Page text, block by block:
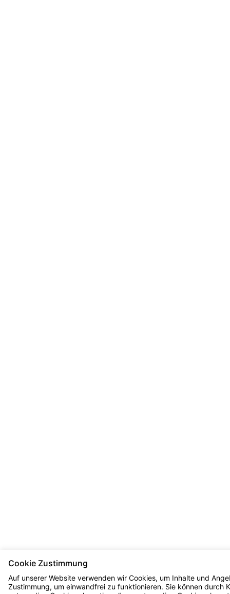
Cookie Zustimmung
Auf unserer Website verwenden wir Cookies, um Inhalte und
Zustimmung, um einwandfrei zu funktionieren. Sie können durch